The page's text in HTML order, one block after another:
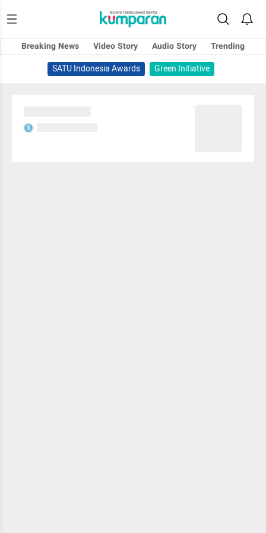
Breaking News Video Story Audio Story
Trending
SATU Indonesia Awards
Green Initiative
S